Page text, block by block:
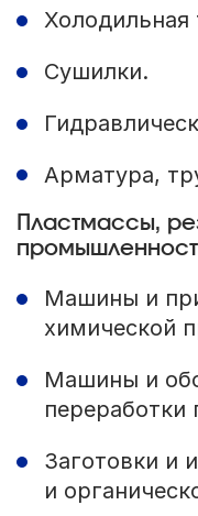
Холодильная
Сушилки.
Арматура,
Пластмассы,
Машины и
химической
Машины и
переработки
Заготовки и
и